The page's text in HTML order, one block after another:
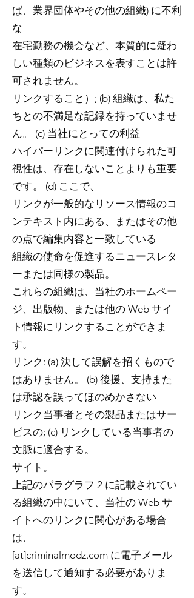
ば、業界団体やその他の組織) に不利
な
在宅勤務の機会など、本質的に疑わ
しい種類のビジネスを表すことは許
可されません。
リンクすること）; (b) 組織は、私た
ちとの不満足な記録を持っていませ
ん。 (c) 当社にとっての利益
ハイパーリンクに関連付けられた可
視性は、存在しないことよりも重要
です。 (d) ここで、
リンクが一般的なリソース情報のコ
ンテキスト内にある、またはその他
の点で編集内容と一致している
組織の使命を促進するニュースレタ
ーまたは同様の製品。
これらの組織は、当社のホームペー
ジ、出版物、または他の Web サイ
ト情報にリンクすることができま
す。
リンク: (a) 決して誤解を招くもので
はありません。 (b) 後援、支持また
は承認を誤ってほのめかさない
リンク当事者とその製品またはサー
ビスの; (c) リンクしている当事者の
文脈に適合する。
サイト。
上記のパラグラフ 2 に記載されてい
る組織の中にいて、当社の Web サ
イトへのリンクに関心がある場合
は、
[at]criminalmodz.com に電子メール
を送信して通知する必要がありま
す。